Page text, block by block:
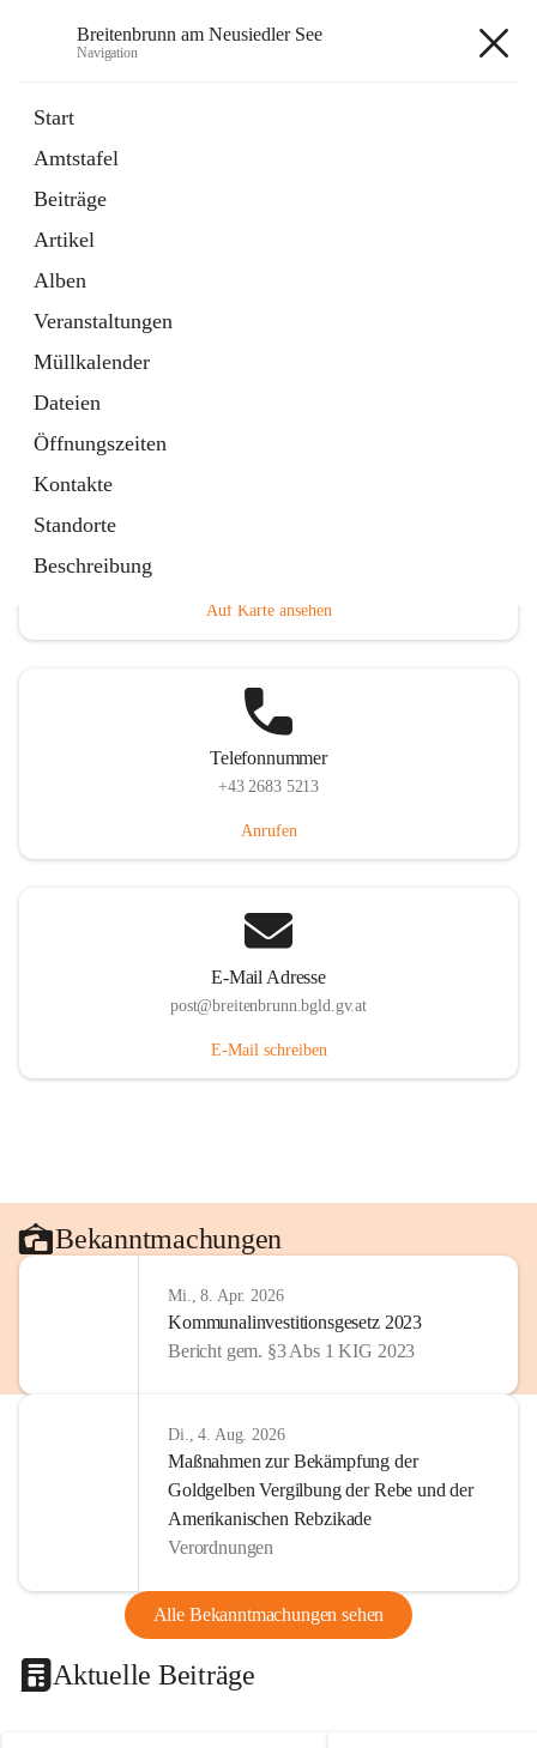
Breitenbrunn am Neusiedler See
Navigation
Start
Amtstafel
Beiträge
Artikel
Alben
Veranstaltungen
Müllkalender
Dateien
Öffnungszeiten
Kontakte
Standorte
Beschreibung
18 Schnellzugriffe
Gemeindeservice
Auf Karte ansehen
Telefonnummer
+43 2683 5213
Anrufen
E-Mail Adresse
post@breitenbrunn.bgld.gv.at
E-Mail schreiben
Bekanntmachungen
Mi., 8. Apr. 2026
Kommunalinvestitionsgesetz 2023
Bericht gem. §3 Abs 1 KIG 2023
Di., 4. Aug. 2026
Maßnahmen zur Bekämpfung der
Goldgelben Vergilbung der Rebe und der
Amerikanischen Rebzikade
Verordnungen
Alle Bekanntmachungen sehen
Aktuelle Beiträge